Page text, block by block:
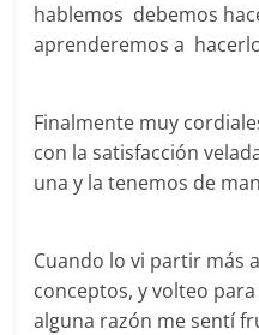
hablemos debemos
aprenderemos a
Finalmente muy
con la satisfacción
una y la tenemos de
Cuando lo vi partir más
conceptos, y volteo
alguna razón me sentí